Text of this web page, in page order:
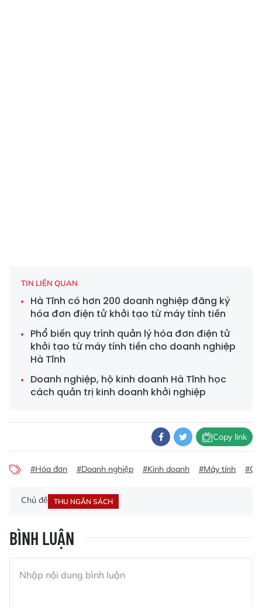
TIN LIÊN QUAN
Hà Tĩnh có hơn 200 doanh nghiệp đăng ký
hóa đơn điện tử khởi tạo từ máy tính tiền
Phổ biến quy trình quản lý hóa đơn điện tử
khởi tạo từ máy tính tiền cho doanh nghiệp
Hà Tĩnh
Doanh nghiệp, hộ kinh doanh Hà Tĩnh học
cách quản trị kinh doanh khởi nghiệp
Copy link
#Hóa đơn #Doanh nghiệp #Kinh doanh #Máy tính
Chủ đề THU NGÂN SÁCH
BÌNH LUẬN